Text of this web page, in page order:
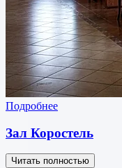
Подробнее
Зал Коростель
Читать полностью